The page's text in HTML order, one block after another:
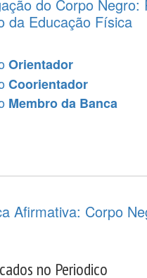
do Corpo
da Educação Física
Orientador
Coorientador
Membro da Banca
Afirmativa: Corpo
no Periodico